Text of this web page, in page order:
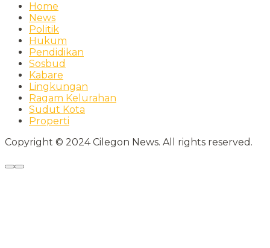
Home
News
Politik
Hukum
Pendidikan
Sosbud
Kabare
Lingkungan
Ragam Kelurahan
Sudut Kota
Properti
Copyright © 2024 Cilegon News. All rights reserved.